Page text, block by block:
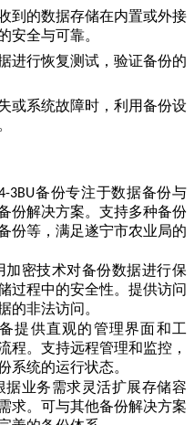
到的数据存储在内置或外接
安全与可靠。
进行恢复测试，验证备份的
或系统故障时，利用备份设
3BU备份专注于数据备份与
份解决方案。支持多种备份
份等，满足遂宁市农业局的
加密技术对备份数据进行保
过程中的安全性。提供访问
的非法访问。
提供直观的管理界面和工
程。 支持远程管理和监控，
系统的运行状态。
据业务需求灵活扩展存储容
求。可与其他备份解决方案